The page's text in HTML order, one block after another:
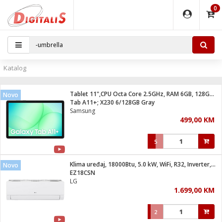
0
...
pribor
i pribor
/ G4
svjetla
grla
- Analogija
IP kamere
Katalog
Novo
Tablet 11",CPU Octa Core 2.5GHz, RAM 6GB, 128GB, 7040mAh
Tab A11+; X230 6/128GB Gray
Samsung
499,00 KM
5
Novo
Klima uređaj, 18000Btu, 5.0 kW, WiFi, R32, Inverter, A++/A+
EZ18CSN
LG
1.699,00 KM
2